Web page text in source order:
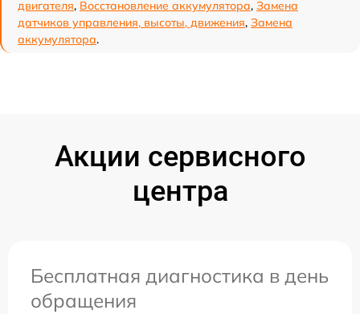
двигателя, Восстановление аккумулятора, Замена
датчиков управления, высоты, движения, Замена
аккумулятора.
Акции сервисного
центра
Бесплатная диагностика в день
обращения